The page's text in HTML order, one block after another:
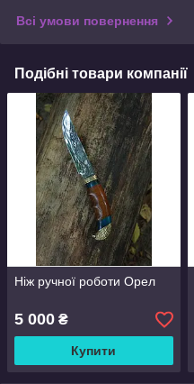
Всі умови повернення
Подібні товари компанії
Ніж ручної роботи Орел
5 000 ₴
Купити